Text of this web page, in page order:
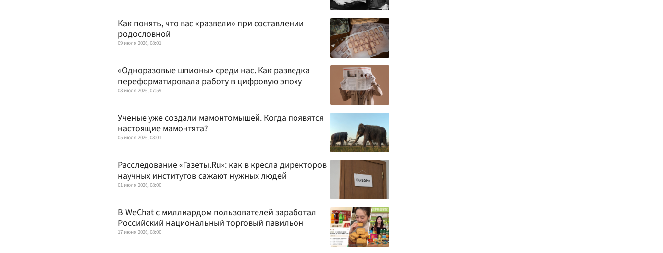
Как понять, что вас «развели» при составлении
родословной
09 июля 2026, 08:01
«Одноразовые шпионы» среди нас. Как разведка
переформатировала работу в цифровую эпоху
08 июля 2026, 07:59
Ученые уже создали мамонтомышей. Когда появятся
настоящие мамонтята?
05 июля 2026, 08:01
Расследование «Газеты.Ru»: как в кресла директоров
научных институтов сажают нужных людей
01 июля 2026, 08:00
В WeChat с миллиардом пользователей заработал
Российский национальный торговый павильон
17 июня 2026, 08:00